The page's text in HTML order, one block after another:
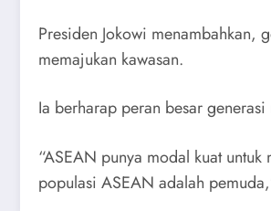
Presiden Jokowi
memajukan kawasan.
Ia berharap peran besar
“ASEAN punya modal kuat
populasi ASEAN adalah